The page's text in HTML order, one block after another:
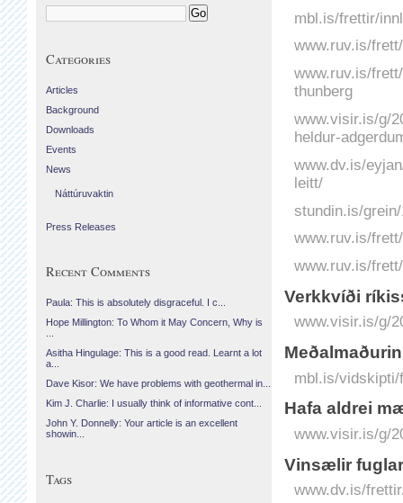
mbl.is/frettir/
www.ruv.is/
www.ruv.is/
thunberg
www.visir.is/g/
heldur-
www.dv.is/
leitt/
stundin.is/
www.ruv.is/
www.ruv.is/
Verkk­víði
www.visir.is/g/
mbl.is/vidskipti/
Hafa aldrei
www.visir.is/g/
Vinsælir
www.dv.is/
Categories
Articles
Background
Downloads
Events
News
Náttúruvaktin
Press Releases
Recent Comments
Paula: This is absolutely disgraceful. I c...
Hope Millington: To Whom it May Concern, Why is
Asitha Hingulage: This is a good read. Learnt a lot
a...
Dave Kisor: We have problems with geothermal in...
Kim J. Charlie: I usually think of informative cont...
John Y. Donnelly: Your article is an excellent
showin...
Tags